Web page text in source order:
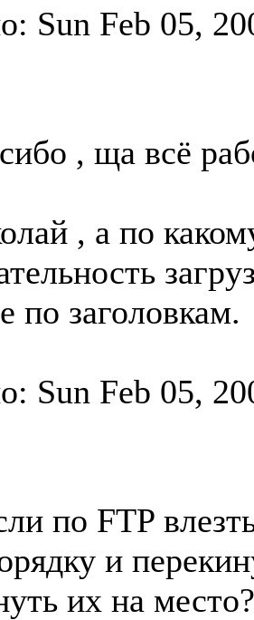
Sun Feb 05,
, ща всё
, а по
по заголовкам.
Sun Feb 05,
по FTP
и
их на